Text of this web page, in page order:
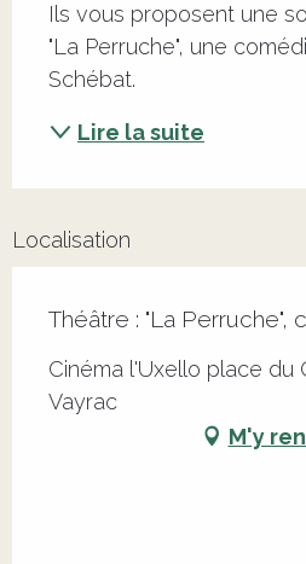
Ils vous proposent une
"La Perruche", une
Schébat.
Lire la suite
Localisation
Théâtre : "La Perruche",
Cinéma l'Uxello place du
Vayrac
M'y